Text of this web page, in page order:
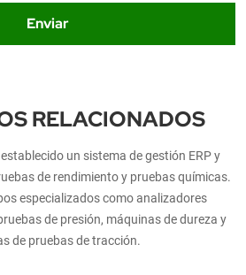
Enviar
RELACIONADOS
un sistema de gestión ERP y
de rendimiento y pruebas químicas.
especializados como analizadores
de presión, máquinas de dureza y
de pruebas de tracción.